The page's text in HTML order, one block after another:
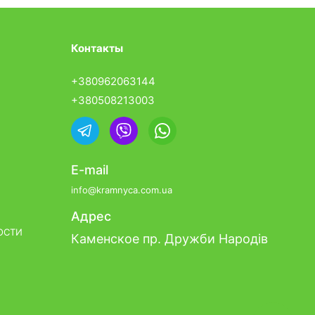
Контакты
+380962063144
+380508213003
E-mail
info@kramnyca.com.ua
Адрес
Каменское пр. Дружби Народів